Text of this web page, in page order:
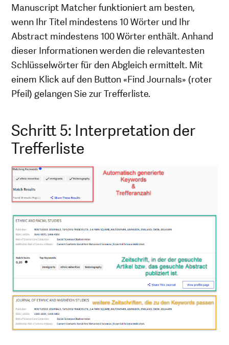
Manuscript Matcher funktioniert am besten,
wenn Ihr Titel mindestens 10 Wörter und Ihr
Abstract mindestens 100 Wörter enthält. Anhand
dieser Informationen werden die relevantesten
Schlüsselwörter für den Abgleich ermittelt. Mit
einem Klick auf den Button «Find Journals» (roter
Pfeil) gelangen Sie zur Trefferliste.
Schritt 5: Interpretation der
Trefferliste